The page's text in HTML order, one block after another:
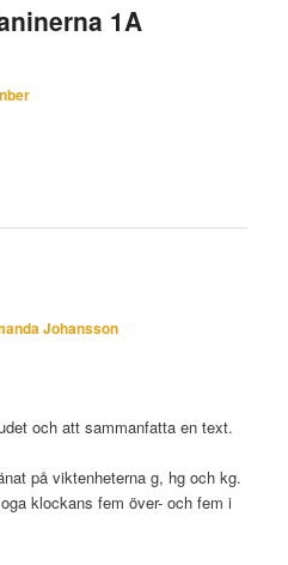
1A
Johansson
och att sammanfatta en text.
på viktenheterna g, hg och kg.
klockans fem över- och fem i